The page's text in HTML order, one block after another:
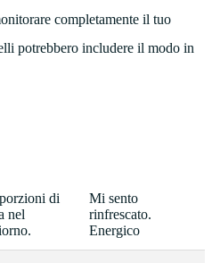
completamente il tuo
potrebbero includere il modo in
di
nel
Mi sento
rinfrescato.
Energico